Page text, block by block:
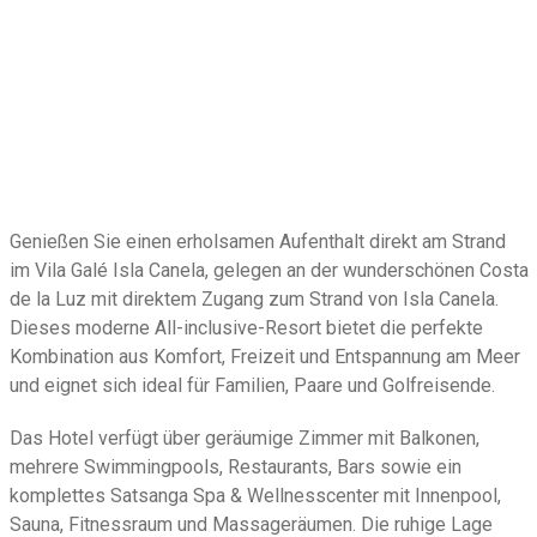
Genießen Sie einen erholsamen Aufenthalt direkt am Strand
im Vila Galé Isla Canela, gelegen an der wunderschönen Costa
de la Luz mit direktem Zugang zum Strand von Isla Canela.
Dieses moderne All-inclusive-Resort bietet die perfekte
Kombination aus Komfort, Freizeit und Entspannung am Meer
und eignet sich ideal für Familien, Paare und Golfreisende.
Das Hotel verfügt über geräumige Zimmer mit Balkonen,
mehrere Swimmingpools, Restaurants, Bars sowie ein
komplettes Satsanga Spa & Wellnesscenter mit Innenpool,
Sauna, Fitnessraum und Massageräumen. Die ruhige Lage